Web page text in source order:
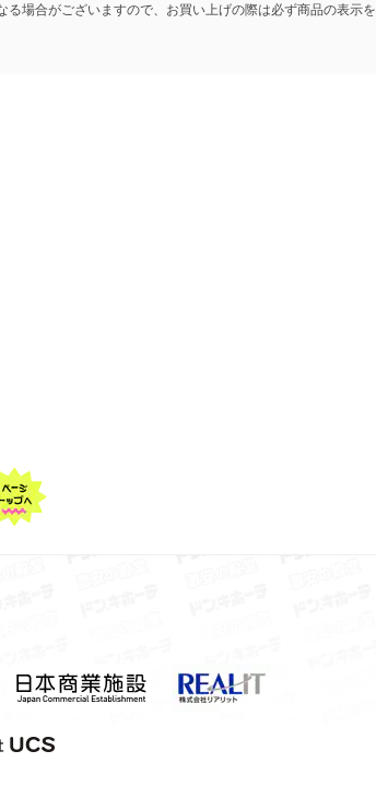
場合がございますので、お買い上げの際は必ず商品の表示を